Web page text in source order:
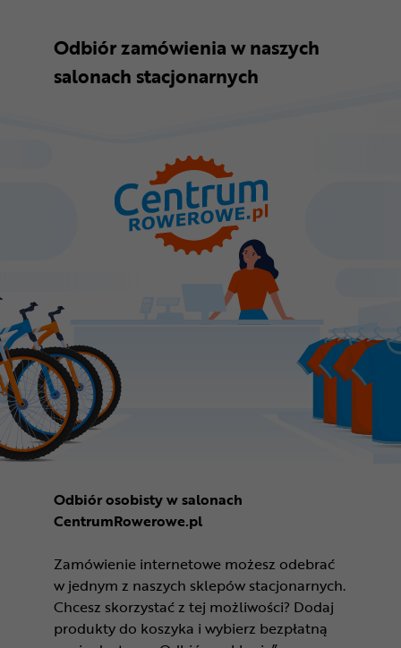
Odbiór zamówienia w naszych
salonach stacjonarnych
Odbiór osobisty w salonach
CentrumRowerowe.pl
Zamówienie internetowe możesz odebrać
w jednym z naszych sklepów stacjonarnych.
Chcesz skorzystać z tej możliwości? Dodaj
produkty do koszyka i wybierz bezpłatną